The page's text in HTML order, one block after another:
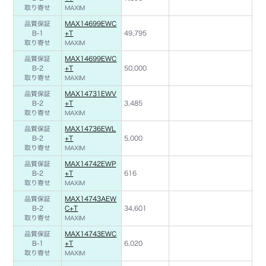
取り寄せ
MAXIM
品質保証
B-1
取り寄せ
MAX14699EWC
+T
MAXIM
49,795
品質保証
B-2
取り寄せ
MAX14699EWC
+T
MAXIM
50,000
品質保証
B-2
取り寄せ
MAX14731EWV
+T
MAXIM
3,485
品質保証
B-2
取り寄せ
MAX14736EWL
+T
MAXIM
5,000
品質保証
B-2
取り寄せ
MAX14742EWP
+T
MAXIM
616
品質保証
B-2
取り寄せ
MAX14743AEW
C+T
MAXIM
34,601
品質保証
B-1
取り寄せ
MAX14743EWC
+T
MAXIM
6,020